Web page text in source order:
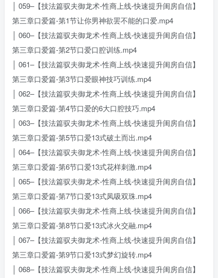
│ 059–【技法篇驭夫御龙术-性商上线-快速提升闺房自信】
第三章口爱篇-第1节让你男神欲罢不能的口爱.mp4
│ 060–【技法篇驭夫御龙术-性商上线-快速提升闺房自信】
第三章口爱篇-第2节口爱口腔训练.mp4
│ 061–【技法篇驭夫御龙术-性商上线-快速提升闺房自信】
第三章口爱篇-第3节口爱眼神技巧训练.mp4
│ 062–【技法篇驭夫御龙术-性商上线-快速提升闺房自信】
第三章口爱篇-第4节口爱的6大口腔技巧.mp4
│ 063–【技法篇驭夫御龙术-性商上线-快速提升闺房自信】
第三章口爱篇-第5节口爱13式破土而出.mp4
│ 064–【技法篇驭夫御龙术-性商上线-快速提升闺房自信】
第三章口爱篇-第6节口爱13式花样刺激.mp4
│ 065–【技法篇驭夫御龙术-性商上线-快速提升闺房自信】
第三章口爱篇-第7节口爱13式凤吸双珠.mp4
│ 066–【技法篇驭夫御龙术-性商上线-快速提升闺房自信】
第三章口爱篇-第8节口爱13式冰火交融.mp4
│ 067–【技法篇驭夫御龙术-性商上线-快速提升闺房自信】
第三章口爱篇-第9节口爱13式梦幻旋转.mp4
│ 068–【技法篇驭夫御龙术-性商上线-快速提升闺房自信】